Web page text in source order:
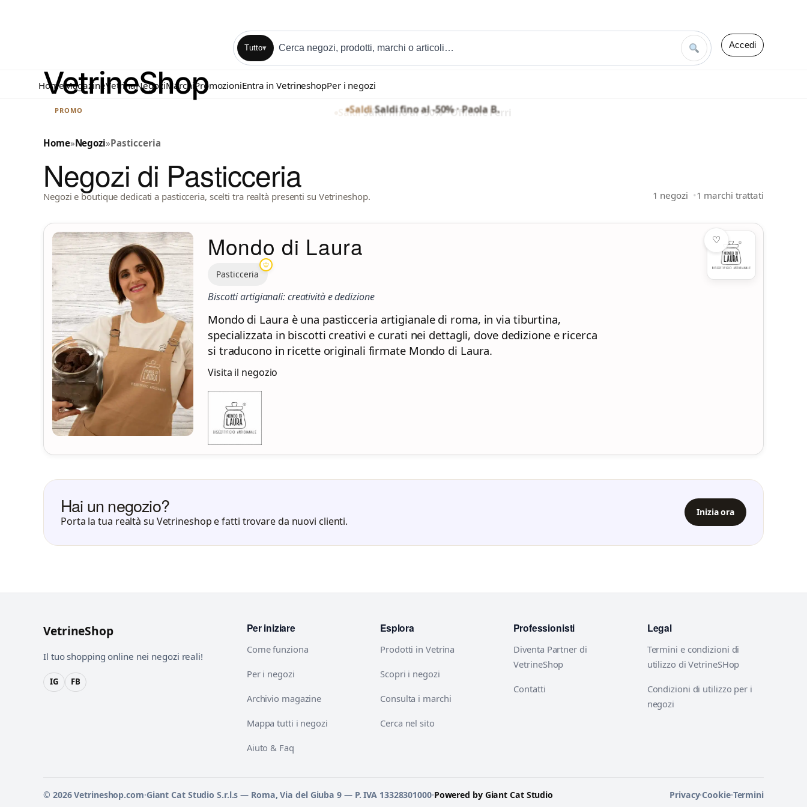
Tutto▾ Accedi
HomeMagazineVetrinaNegoziMarchi PromozioniEntra in VetrineshopPer i negozi
PROMO Saldi·Saldi fino al -50% · Paola B.
Saldi·Saldi fino al -50% · Officine Ferri
Home»Negozi»Pasticceria
Negozi di Pasticceria
Negozi e boutique dedicati a pasticceria, scelti tra realtà presenti su Vetrineshop. 1 negozi 1 marchi trattati
♡
Mondo di Laura
Pasticceria
Biscotti artigianali: creatività e dedizione
Mondo di Laura è una pasticceria artigianale di roma, in via tiburtina,
specializzata in biscotti creativi e curati nei dettagli, dove dedizione e ricerca
si traducono in ricette originali firmate Mondo di Laura.
Visita il negozio
Hai un negozio?
Porta la tua realtà su Vetrineshop e fatti trovare da nuovi clienti.
Inizia ora
VetrineShop
Il tuo shopping online nei negozi reali!
IG FB
Per iniziare
Come funziona
Per i negozi
Archivio magazine
Mappa tutti i negozi
Aiuto & Faq
Esplora
Prodotti in Vetrina
Scopri i negozi
Consulta i marchi
Cerca nel sito
Professionisti
Diventa Partner di
VetrineShop
Contatti
Legal
Termini e condizioni di
utilizzo di VetrineSHop
Condizioni di utilizzo per i
negozi
© 2026 Vetrineshop.com·Giant Cat Studio S.r.l.s — Roma, Via del Giuba 9 — P. IVA 13328301000·Powered by Giant Cat Studio Privacy·Cookie·Termini